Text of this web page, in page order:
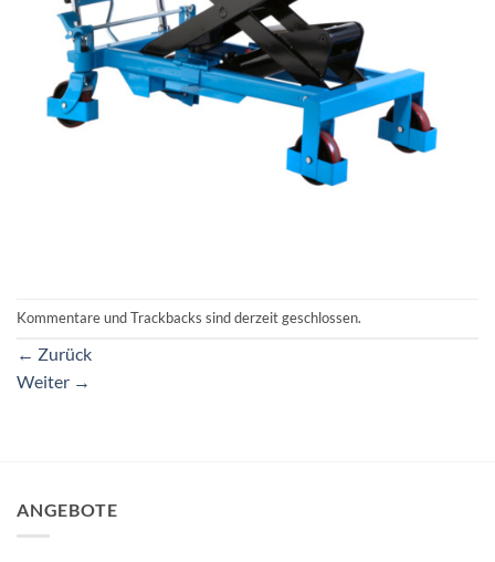
Kommentare und Trackbacks sind derzeit geschlossen.
← Zurück
Weiter →
ANGEBOTE